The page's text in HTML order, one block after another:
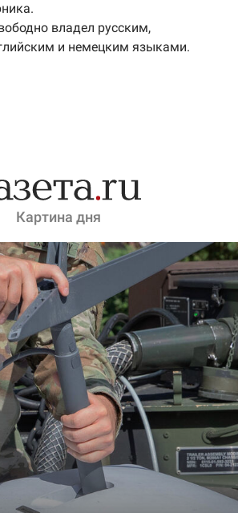
владел русским,
и немецким языками.
Картина дня